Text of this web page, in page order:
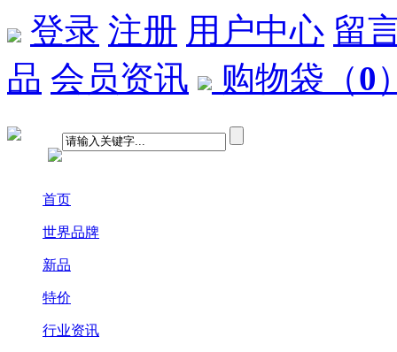
登录 注册 用户中心 留
品 会员资讯 购物袋 （0
首页
世界品牌
新品
特价
行业资讯